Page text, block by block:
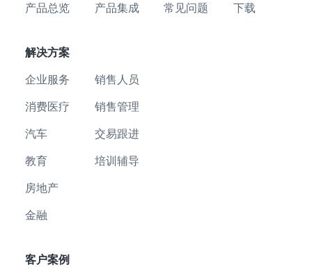
产品总览 产品集成 常见问题 下载
解决方案
企业服务
消费医疗
汽车
教育
房地产
金融
销售人员
销售管理
交易跟进
培训辅导
客户案例